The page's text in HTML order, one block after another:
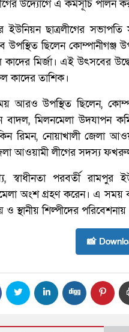
উদ্যোগে এ কর্মসূচি পালন
ইউনিয়ন ছাত্রলীগের
উপস্থিত ছিলেন
মির্জা। এই উৎসবের
কাদের তাশিক।
আরও উপস্থিত ছিলেন,
বাদল, মিলনমেলা উদযাপন
রিমন, নোয়াখালী জেলা
আওয়ামী লীগের সদস্য
স্বাধীনতা পরবর্তী রামপুর
অংশ গ্রহণ করেন। এ সময়
ও স্থানীয় শিল্পীদের
📸